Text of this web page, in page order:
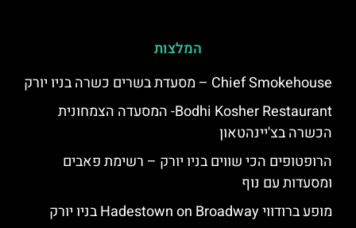
המלצות
Chief Smokehouse – מסעדת בשרים כשרה בניו יורק
Bodhi Kosher Restaurant- המסעדה הצמחונית
הכשרה בצ'יינהטאון
הרופטופים הכי שווים בניו יורק – רשימת פאבים
ומסעדות עם נוף
מופע ברודווי Hadestown on Broadway בניו יורק